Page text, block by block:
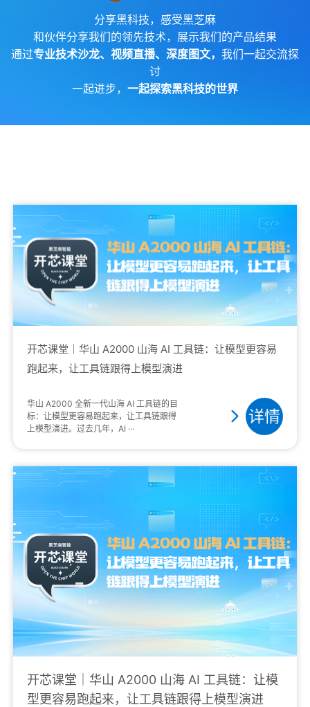
分享黑科技，感受黑芝麻
和伙伴分享我们的领先技术，展示我们的产品结果
通过专业技术沙龙、视频直播、深度图文， 我们一起交流探
讨
一起进步， 一起探索黑科技的世界
开芯课堂｜华山 A2000 山海 AI 工具链：让模型更容易
跑起来，让工具链跟得上模型演进
华山 A2000 全新一代山海 AI 工具链的目
标：让模型更容易跑起来，让工具链跟得
上模型演进。过去几年，AI ···
详情
开芯课堂｜华山 A2000 山海 AI 工具链：让模
型更容易跑起来，让工具链跟得上模型演进